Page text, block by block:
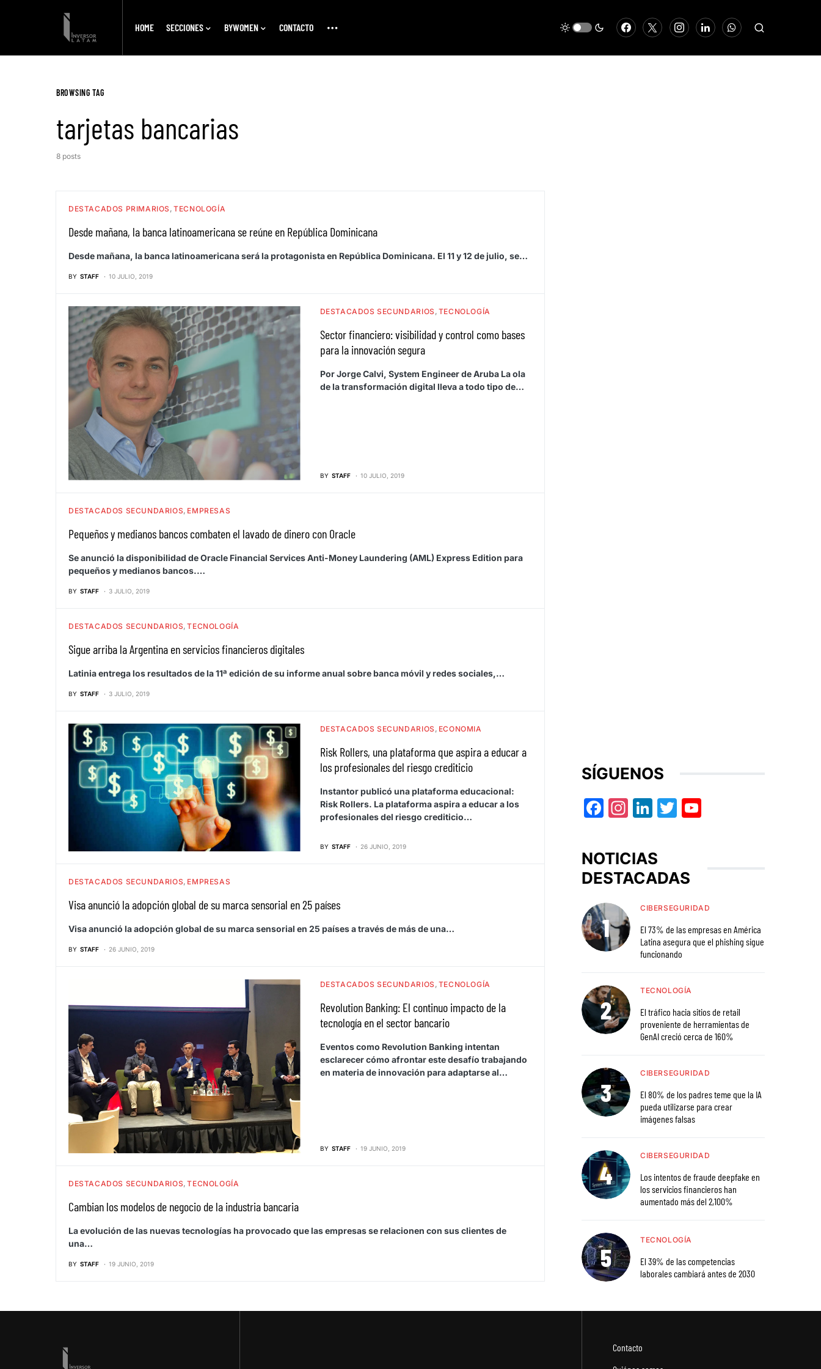
HOME SECCIONES BYWOMEN CONTACTO
BROWSING TAG
tarjetas bancarias
8 posts
DESTACADOS PRIMARIOS TECNOLOGÍA
Desde mañana, la banca latinoamericana se reúne en República Dominicana
Desde mañana, la banca latinoamericana será la protagonista en República Dominicana. El 11 y 12 de julio, se…
BY STAFF 10 JULIO, 2019
DESTACADOS SECUNDARIOS TECNOLOGÍA
Sector financiero: visibilidad y control como bases
para la innovación segura
Por Jorge Calvi, System Engineer de Aruba La ola
de la transformación digital lleva a todo tipo de…
BY STAFF 10 JULIO, 2019
DESTACADOS SECUNDARIOS EMPRESAS
Pequeños y medianos bancos combaten el lavado de dinero con Oracle
Se anunció la disponibilidad de Oracle Financial Services Anti-Money Laundering (AML) Express Edition para
pequeños y medianos bancos.…
BY STAFF 3 JULIO, 2019
DESTACADOS SECUNDARIOS TECNOLOGÍA
Sigue arriba la Argentina en servicios financieros digitales
Latinia entrega los resultados de la 11ª edición de su informe anual sobre banca móvil y redes sociales,…
BY STAFF 3 JULIO, 2019
DESTACADOS SECUNDARIOS ECONOMIA
Risk Rollers, una plataforma que aspira a educar a
los profesionales del riesgo crediticio
Instantor publicó una plataforma educacional:
Risk Rollers. La plataforma aspira a educar a los
profesionales del riesgo crediticio…
BY STAFF 26 JUNIO, 2019
DESTACADOS SECUNDARIOS EMPRESAS
Visa anunció la adopción global de su marca sensorial en 25 países
Visa anunció la adopción global de su marca sensorial en 25 países a través de más de una…
BY STAFF 26 JUNIO, 2019
DESTACADOS SECUNDARIOS TECNOLOGÍA
Revolution Banking: El continuo impacto de la
tecnología en el sector bancario
Eventos como Revolution Banking intentan
esclarecer cómo afrontar este desafío trabajando
en materia de innovación para adaptarse al…
BY STAFF 19 JUNIO, 2019
DESTACADOS SECUNDARIOS TECNOLOGÍA
Cambian los modelos de negocio de la industria bancaria
La evolución de las nuevas tecnologías ha provocado que las empresas se relacionen con sus clientes de
una…
BY STAFF 19 JUNIO, 2019
SÍGUENOS
Facebook
Instagram
LinkedIn
Twitter
NOTICIAS
DESTACADAS
CIBERSEGURIDAD
El 73% de las empresas en América
Latina asegura que el phishing sigue
funcionando
TECNOLOGÍA
El tráfico hacia sitios de retail
proveniente de herramientas de
GenAI creció cerca de 160%
CIBERSEGURIDAD
El 80% de los padres teme que la IA
pueda utilizarse para crear
imágenes falsas
CIBERSEGURIDAD
Los intentos de fraude deepfake en
los servicios financieros han
aumentado más del 2,100%
TECNOLOGÍA
El 39% de las competencias
laborales cambiará antes de 2030
Contacto